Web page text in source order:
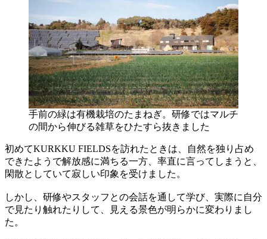
手前の緑は有機栽培のたまねぎ。研修ではマルチ
の間から伸びる雑草をひたすら抜きました
初めてKURKKU FIELDSを訪れたときは、自然を独り占め
できたようで解放感に満ちる一方、率直に言ってしまうと、
閑散としていて寂しい印象を受けました。
しかし、研修やスタッフとの会話を通して学び、実際に自分
で見たり触れたりして、見える景色が明らかに変わりまし
た。